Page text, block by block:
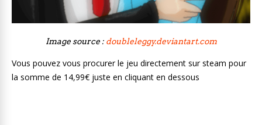
Image source : doubleleggy.deviantart.com
Vous pouvez vous procurer le jeu directement sur steam pour
la somme de 14,99€ juste en cliquant en dessous